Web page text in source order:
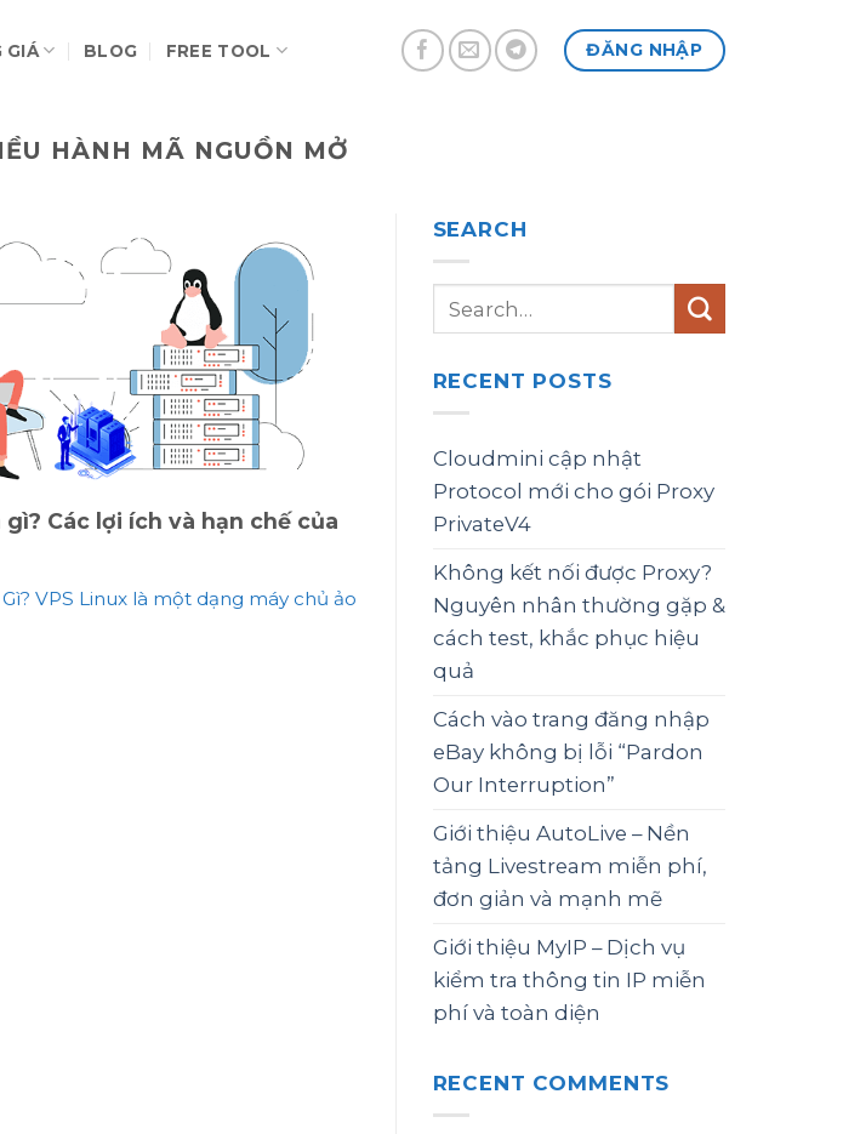
GIÁ BLOG FREE TOOL ĐĂNG NHẬP
HÀNH MÃ NGUỒN MỞ
gì? Các lợi ích và hạn chế của
Gì? VPS Linux là một dạng máy chủ ảo
SEARCH
RECENT POSTS
Cloudmini cập nhật
Protocol mới cho gói Proxy
PrivateV4
Không kết nối được Proxy?
Nguyên nhân thường gặp &
cách test, khắc phục hiệu
quả
Cách vào trang đăng nhập
eBay không bị lỗi “Pardon
Our Interruption”
Giới thiệu AutoLive – Nền
tảng Livestream miễn phí,
đơn giản và mạnh mẽ
Giới thiệu MyIP – Dịch vụ
kiểm tra thông tin IP miễn
phí và toàn diện
RECENT COMMENTS